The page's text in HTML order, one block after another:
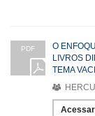
PDF
O
LIVROS
TEMA
Acessar